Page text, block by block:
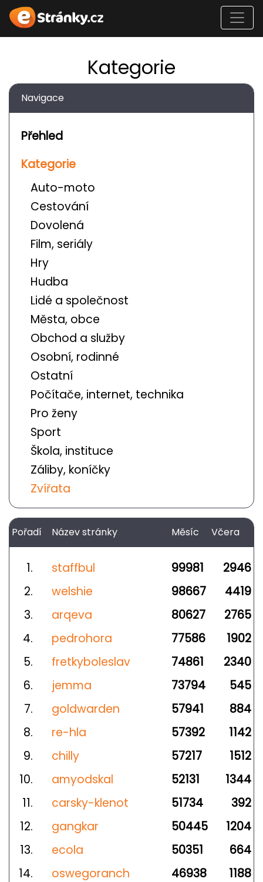
Kategorie
Navigace
Přehled
Kategorie
Auto-moto
Cestování
Dovolená
Film, seriály
Hry
Hudba
Lidé a společnost
Města, obce
Obchod a služby
Osobní, rodinné
Ostatní
Počítače, internet, technika
Pro ženy
Sport
Škola, instituce
Záliby, koníčky
Zvířata
Pořadí Název stránky Měsíc Včera
1. staffbul 99981
2946
2.
welshie 98667
4419
3.
arqeva 80627
2765
4.
pedrohora 77586
1902
5.
fretkyboleslav 74861
2340
6.
jemma 73794
545
7.
goldwarden 57941
884
8.
re-hla 57392
1142
9.
chilly 57217
1512
10.
amyodskal 52131
1344
11.
carsky-klenot 51734
392
12.
gangkar 50445
1204
13.
ecola 50351
664
14.
oswegoranch 46938
1188